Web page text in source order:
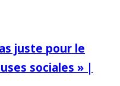
juste pour le
sociales » |